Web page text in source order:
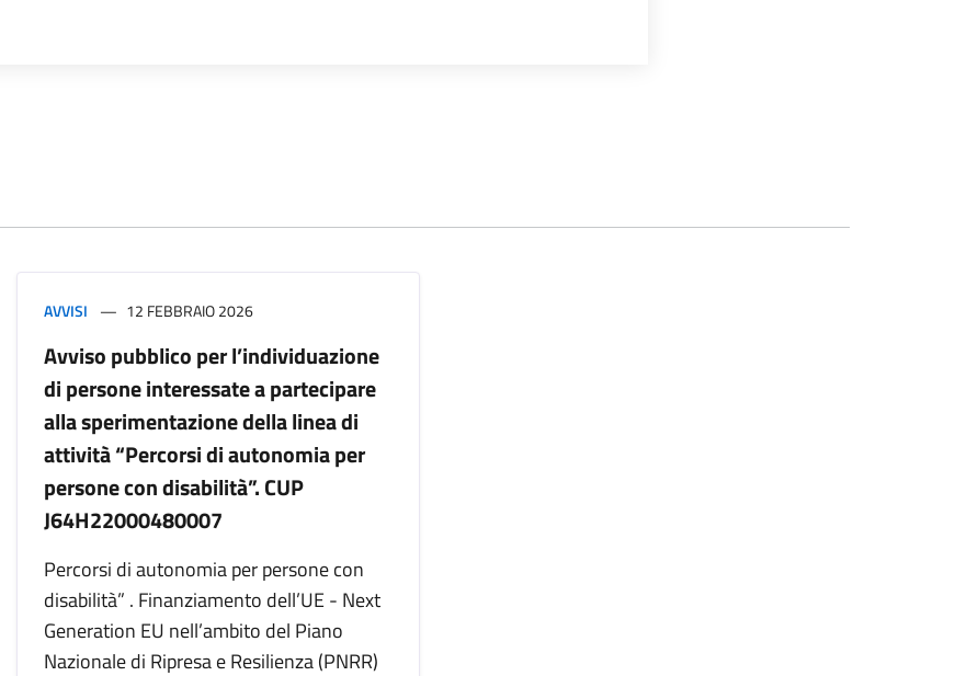
AVVISI 12 FEBBRAIO 2026
Avviso pubblico per l’individuazione
di persone interessate a partecipare
alla sperimentazione della linea di
attività “Percorsi di autonomia per
persone con disabilità”. CUP
J64H22000480007
Percorsi di autonomia per persone con
disabilità” . Finanziamento dell’UE - Next
Generation EU nell’ambito del Piano
Nazionale di Ripresa e Resilienza (PNRR)